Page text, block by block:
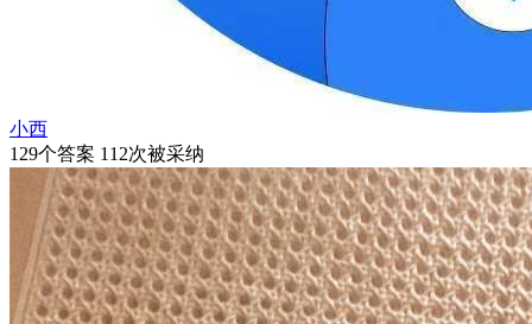
小西
129个答案 112次被采纳